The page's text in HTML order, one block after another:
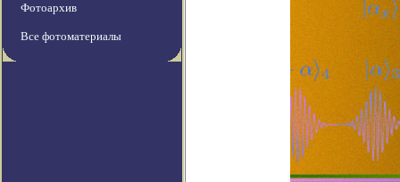
Фотоархив
Все фотоматериалы